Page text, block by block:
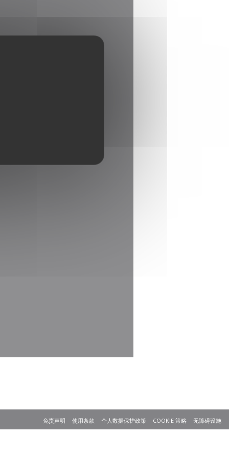
免责声明 ((在新窗口中打开))
使用条款 ((在新窗口中打开))
个人数据保护政策((在新窗口中打开))
COOKIE 策略((在新窗口中打
无障碍设施((